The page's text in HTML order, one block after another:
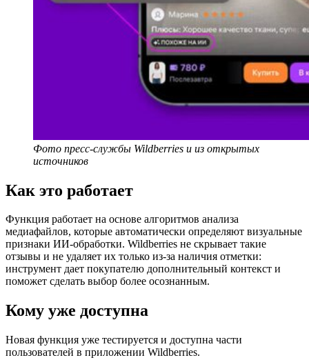
Фото пресс-службы Wildberries и из открытых
источников
Как это работает
Функция работает на основе алгоритмов анализа
медиафайлов, которые автоматически определяют визуальные
признаки ИИ-обработки. Wildberries не скрывает такие
отзывы и не удаляет их только из-за наличия отметки:
инструмент дает покупателю дополнительный контекст и
поможет сделать выбор более осознанным.
Кому уже доступна
Новая функция уже тестируется и доступна части
пользователей в приложении Wildberries.